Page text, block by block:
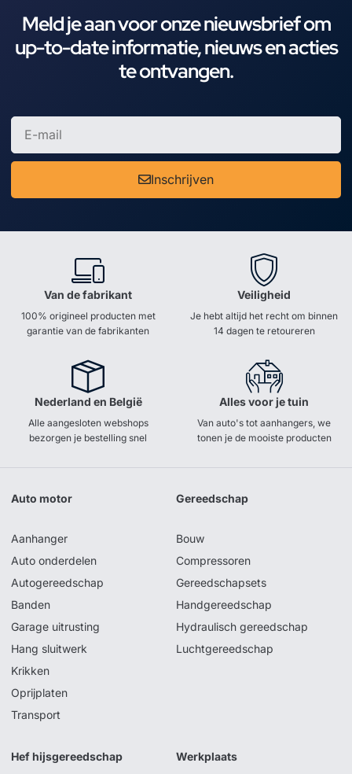
Meld je aan voor onze nieuwsbrief om
up-to-date informatie, nieuws en acties
te ontvangen.
Inschrijven
Van de fabrikant
100% origineel producten met
garantie van de fabrikanten
Veiligheid
Je hebt altijd het recht om binnen
14 dagen te retoureren
Nederland en België
Alle aangesloten webshops
bezorgen je bestelling snel
Alles voor je tuin
Van auto's tot aanhangers, we
tonen je de mooiste producten
Auto motor
Aanhanger
Auto onderdelen
Autogereedschap
Banden
Garage uitrusting
Hang sluitwerk
Krikken
Oprijplaten
Transport
Gereedschap
Bouw
Compressoren
Gereedschapsets
Handgereedschap
Hydraulisch gereedschap
Luchtgereedschap
Hef hijsgereedschap Werkplaats